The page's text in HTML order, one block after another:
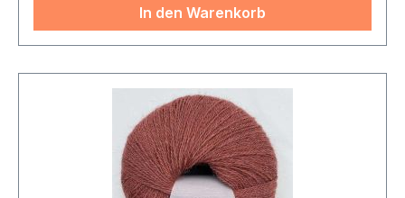
In den Warenkorb